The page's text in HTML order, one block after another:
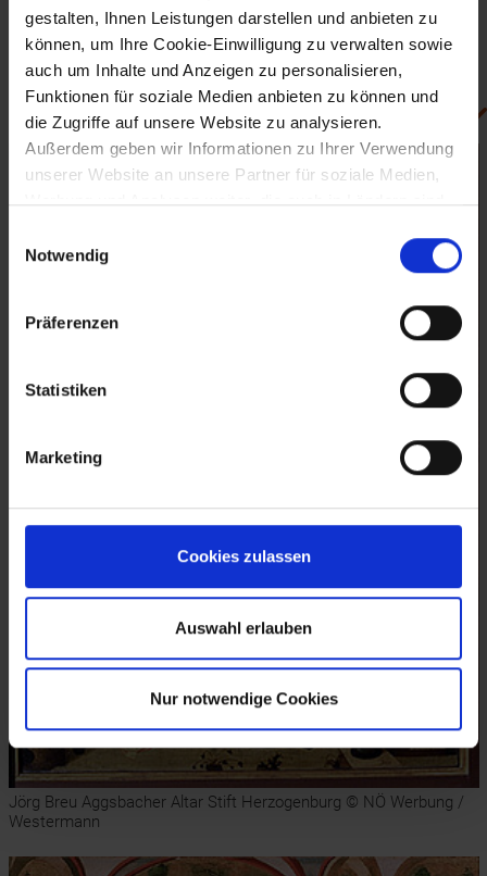
gestalten, Ihnen Leistungen darstellen und anbieten zu
können, um Ihre Cookie-Einwilligung zu verwalten sowie
auch um Inhalte und Anzeigen zu personalisieren,
Funktionen für soziale Medien anbieten zu können und
die Zugriffe auf unsere Website zu analysieren.
Außerdem geben wir Informationen zu Ihrer Verwendung
unserer Website an unsere Partner für soziale Medien,
Werbung und Analysen weiter, die auch in Ländern sind,
gegeben ist, und in denen Sie Ihre Rechte uU nicht
effektiv durchsetzen können. Unsere Partner führen
diese Informationen möglicherweise mit weiteren Daten
zusammen, die Sie ihnen bereitgestellt haben oder die
haben.
Notwendig
Präferenzen
Statistiken
Marketing
Cookies zulassen
Auswahl erlauben
Nur notwendige Cookies
1500 in der Kremser Werkstatt des Laurenz Willgitter tätig
gewesenen Jörg Breu d. Ä. aus Augsburg und gehört zu den
bedeutensten Werken der Donauschule.
Bilder (2)
Jörg Breu Aggsbacher Altar Stift Herzogenburg © NÖ Werbung /
Westermann